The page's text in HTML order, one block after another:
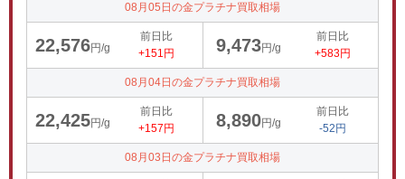
08月05日の金プラチナ買取相場
22,576円/g
前日比
+151円
9,473円/g
前日比
+583円
08月04日の金プラチナ買取相場
22,425円/g
前日比
+157円
8,890円/g
前日比
-52円
08月03日の金プラチナ買取相場